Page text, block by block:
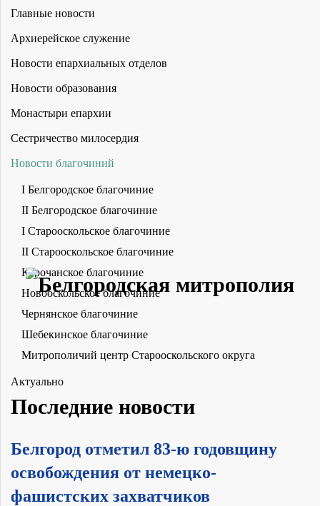
Главные новости
Архиерейское служение
Новости епархиальных отделов
Новости образования
Монастыри епархии
Сестричество милосердия
Новости благочиний
I Белгородское благочиние
II Белгородское благочиние
I Старооскольское благочиние
II Старооскольское благочиние
Корочанское благочиние
Новооскольское благочиние
Чернянское благочиние
Шебекинское благочиние
Митрополичий центр Старооскольского округа
Актуально
Последние новости
Белгород отметил 83-ю годовщину
освобождения от немецко-
фашистских захватчиков